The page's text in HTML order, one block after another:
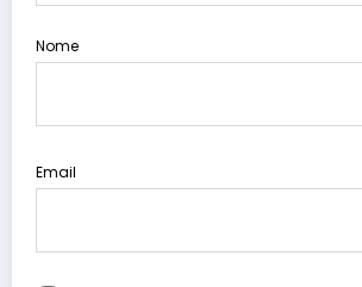
Nome
Email